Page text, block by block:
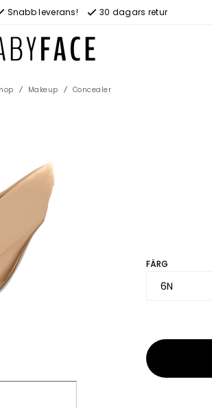
Snabb leverans! 30 dagars retur
Makeup Concealer
FÄRG